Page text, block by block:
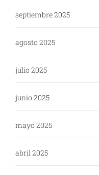
septiembre 2025
agosto 2025
julio 2025
junio 2025
mayo 2025
abril 2025